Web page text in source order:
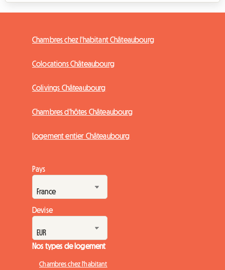
Chambres chez l'habitant Châteaubourg
Colocations Châteaubourg
Colivings Châteaubourg
Chambres d'hôtes Châteaubourg
Logement entier Châteaubourg
Pays
Devise
Nos types de logement
Chambres chez l'habitant